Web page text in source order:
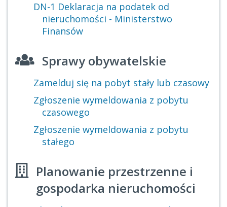
DN-1 Deklaracja na podatek od
nieruchomości - Ministerstwo
Finansów
Sprawy obywatelskie
Zamelduj się na pobyt stały lub czasowy
Zgłoszenie wymeldowania z pobytu
czasowego
Zgłoszenie wymeldowania z pobytu
stałego
Planowanie przestrzenne i
gospodarka nieruchomości